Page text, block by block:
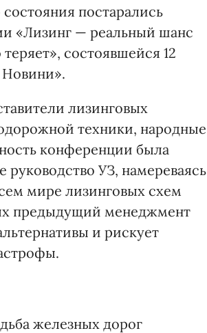
постарались
«Лизинг — реальный шанс
состоявшейся 12
Новини».
лизинговых
техники, народные
конференции была
руководство УЗ, намереваясь
мире лизинговых схем
предыдущий менеджмент
и рискует
железных дорог